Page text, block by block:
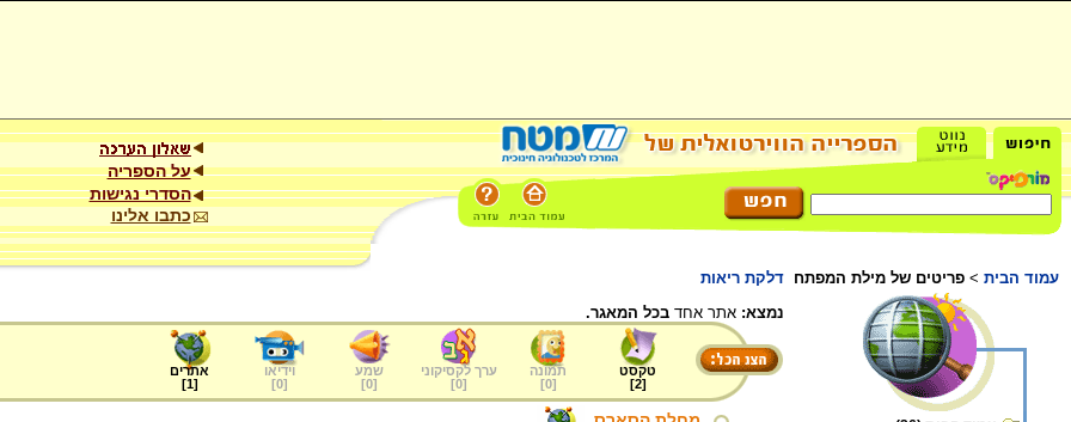
על הספריה
הסדרי נגישות
כתבו אלינו
עמוד הבית > פריטים של מילת המפתח דלקת ריאות
נמצא: אתר אחד בכל המאגר.
טקסט
[
2
]
תמונה
[
0
]
ערך לקסיקוני
[
0
]
שמע
[
0
]
וידיאו
[
0
]
אתרים
[
1
]